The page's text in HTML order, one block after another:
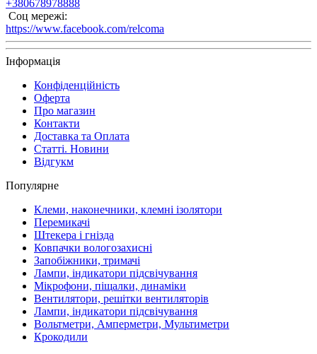
+380678978888
Соц мережі:
https://www.facebook.com/relcoma
Інформація
Конфіденційність
Оферта
Про магазин
Контакти
Доставка та Оплата
Статті. Новини
Відгукм
Популярне
Клеми, наконечники, клемні ізолятори
Перемикачі
Штекера і гнізда
Ковпачки вологозахисні
Запобіжники, тримачі
Лампи, індикатори підсвічування
Мікрофони, піщалки, динаміки
Вентилятори, решітки вентиляторів
Лампи, індикатори підсвічування
Вольтметри, Амперметри, Мультиметри
Крокодили